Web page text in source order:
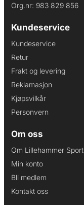
Org.nr: 983 829 856
Kundeservice
Kundeservice
Retur
Frakt og levering
Reklamasjon
Kjøpsvilkår
Personvern
Om oss
Om Lillehammer Sport
Min konto
Bli medlem
Kontakt oss